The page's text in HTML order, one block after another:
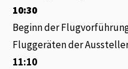
10:30
Beginn der
Fluggeräten der
11:10